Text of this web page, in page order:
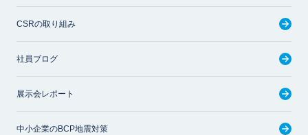
CSRの取り組み
社員ブログ
展示会レポート
中小企業のBCP地震対策